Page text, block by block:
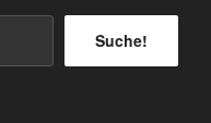
Suche!